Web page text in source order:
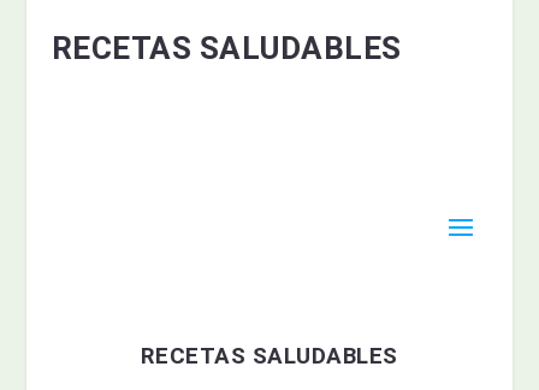
RECETAS SALUDABLES
RECETAS SALUDABLES